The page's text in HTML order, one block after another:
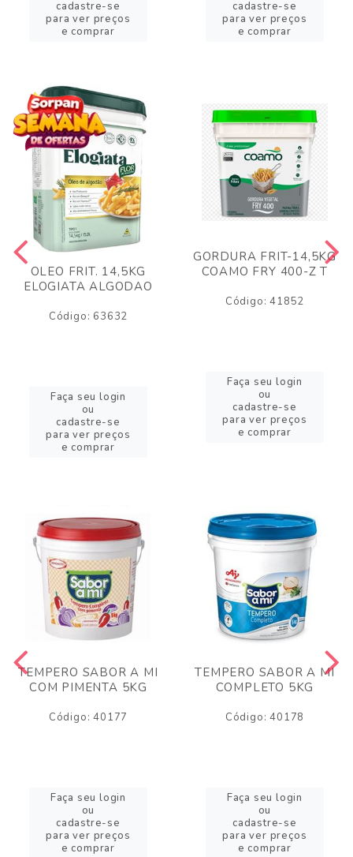
cadastre-se
para ver preços
e comprar
cadastre-se
para ver preços
e comprar
OLEO FRIT. 14,5KG
ELOGIATA ALGODAO
Código: 63632
Faça seu login
ou
cadastre-se
para ver preços
e comprar
GORDURA FRIT-14,5KG
COAMO FRY 400-Z T
Código: 41852
Faça seu login
ou
cadastre-se
para ver preços
e comprar
TEMPERO SABOR A MI
COM PIMENTA 5KG
Código: 40177
Faça seu login
ou
cadastre-se
para ver preços
e comprar
TEMPERO SABOR A MI
COMPLETO 5KG
Código: 40178
Faça seu login
ou
cadastre-se
para ver preços
e comprar